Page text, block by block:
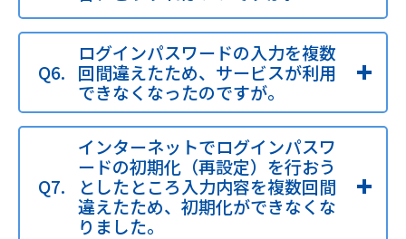
ログインパスワードの入力を複数
回間違えたため、サービスが利用
できなくなったのですが。
インターネットでログインパスワ
ードの初期化（再設定）を行おう
としたところ入力内容を複数回間
違えたため、初期化ができなくな
りました。